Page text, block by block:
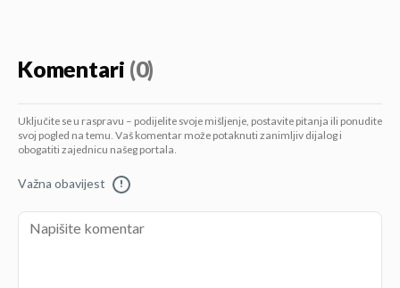
Komentari (0)
Uključite se u raspravu – podijelite svoje mišljenje, postavite pitanja ili ponudite
svoj pogled na temu. Vaš komentar može potaknuti zanimljiv dijalog i
obogatiti zajednicu našeg portala.
Važna obavijest !